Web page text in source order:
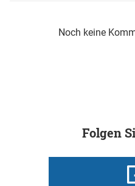
Noch keine
Folgen